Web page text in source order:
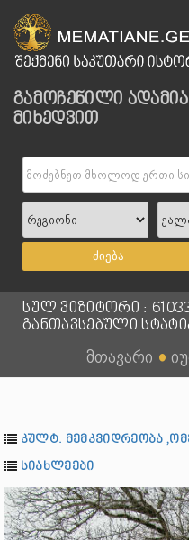
გამოჩენილი
მიხედვით
ძიება
სულ ვიზიტორი :
განთავსებული
მთავარი ●
კულტ. მემკვიდრეობა
სიახლეები